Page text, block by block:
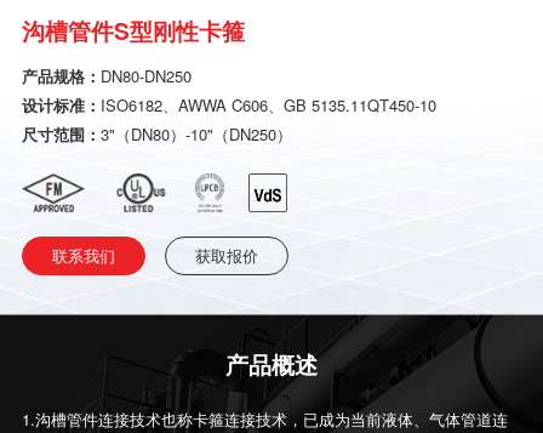
沟槽管件S型刚性卡箍
产品规格： DN80-DN250
设计标准： ISO6182、AWWA C606、GB 5135.11QT450-10
尺寸范围： 3"（DN80）-10"（DN250）
联系我们 获取报价
产品概述
1.沟槽管件连接技术也称卡箍连接技术，已成为当前液体、气体管道连